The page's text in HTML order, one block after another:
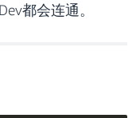
都会连通。